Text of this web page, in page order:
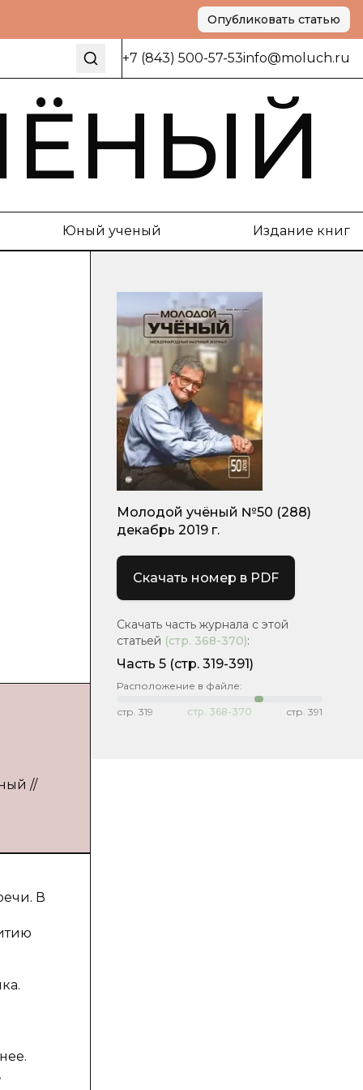
Опубликовать статью
+7 (843) 500-57-53info@moluch.ru
Юный ученый Издание книг
//
В
Молодой учёный №50 (288)
декабрь 2019 г.
Скачать номер в PDF
Скачать часть журнала с этой
статьей (стр. 368-370):
Часть 5 (стр. 319-391)
Расположение в файле:
стр. 319 стр. 368-370 стр. 391